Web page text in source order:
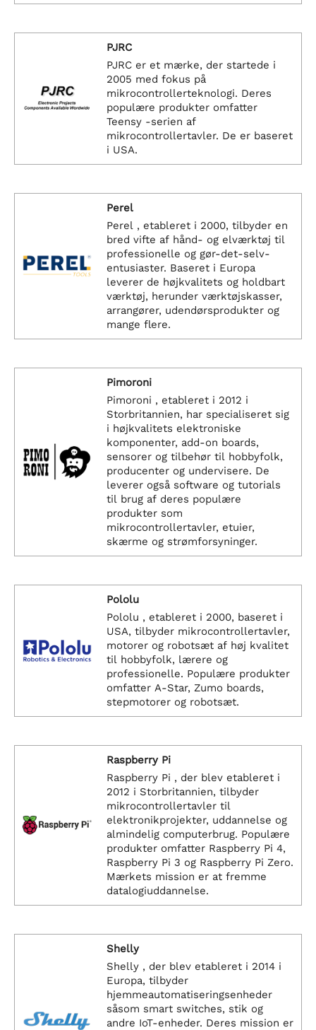
PJRC
PJRC er et mærke, der startede i
2005 med fokus på
mikrocontrollerteknologi. Deres
populære produkter omfatter
Teensy -serien af
mikrocontrollertavler. De er baseret
i USA.
Perel
Perel , etableret i 2000, tilbyder en
bred vifte af hånd- og elværktøj til
professionelle og gør-det-selv-
entusiaster. Baseret i Europa
leverer de højkvalitets og holdbart
værktøj, herunder værktøjskasser,
arrangører, udendørsprodukter og
mange flere.
Pimoroni
Pimoroni , etableret i 2012 i
Storbritannien, har specialiseret sig
i højkvalitets elektroniske
komponenter, add-on boards,
sensorer og tilbehør til hobbyfolk,
producenter og undervisere. De
leverer også software og tutorials
til brug af deres populære
produkter som
mikrocontrollertavler, etuier,
skærme og strømforsyninger.
Pololu
Pololu , etableret i 2000, baseret i
USA, tilbyder mikrocontrollertavler,
motorer og robotsæt af høj kvalitet
til hobbyfolk, lærere og
professionelle. Populære produkter
omfatter A-Star, Zumo boards,
stepmotorer og robotsæt.
Raspberry Pi
Raspberry Pi , der blev etableret i
2012 i Storbritannien, tilbyder
mikrocontrollertavler til
elektronikprojekter, uddannelse og
almindelig computerbrug. Populære
produkter omfatter Raspberry Pi 4,
Raspberry Pi 3 og Raspberry Pi Zero.
Mærkets mission er at fremme
datalogiuddannelse.
Shelly
Shelly , der blev etableret i 2014 i
Europa, tilbyder
hjemmeautomatiseringsenheder
såsom smart switches, stik og
andre IoT-enheder. Deres mission er